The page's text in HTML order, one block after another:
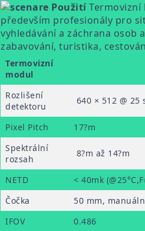
PoužitíTermovizní
především profesionály pro
vyhledávání a záchrana osob
zabavování, turistika,
Termovizní
modul
Rozlišení
detektoru
640 × 512 @
Pixel Pitch
17?m
Spektrální
rozsah
8?m až 14?m
NETD
< 40mk
Čočka
50 mm,
IFOV
0.486